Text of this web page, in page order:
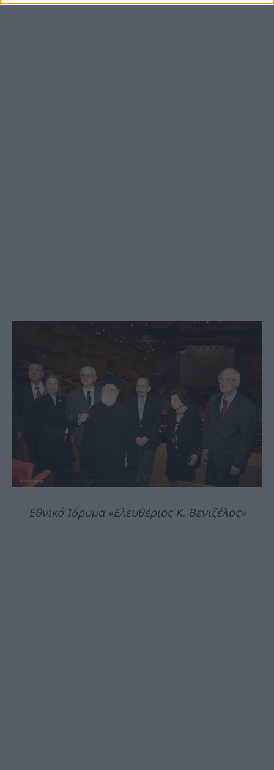
Εθνικό Ίδρυμα «Ελευθέριος Κ. Βενιζέλος»